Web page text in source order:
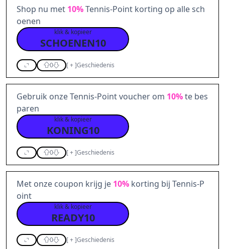
Shop nu met 10%Tennis-Point korting op alle sch
oenen
klik & kopieer
SCHOENEN10
0 [+]Geschiedenis
Gebruik onze Tennis-Point voucher om 10%te bes
paren
klik & kopieer
KONING10
0 [+]Geschiedenis
Met onze coupon krijg je 10% korting bij Tennis-P
oint
klik & kopieer
READY10
0 [+]Geschiedenis